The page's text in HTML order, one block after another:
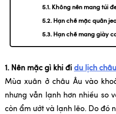
5.1. Không nên mang túi
5.2. Hạn chế mặc quần
5.3. Hạn chế mang giày
1. Nên mặc gì khi đi du lịch
Mùa xuân ở châu Âu vào
nhưng vẫn lạnh hơn nhiều so
còn ẩm ướt và lạnh lẽo. Do đó